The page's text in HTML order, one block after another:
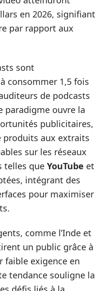
en 2026, signifiant
par rapport aux
sont
consommer 1,5 fois
de podcasts
paradigme ouvre la
publicitaires,
produits aux extraits
sur les réseaux
telles que YouTube et
intégrant des
pour maximiser
comme l’Inde et
un public grâce à
faible exigence en
tendance souligne la